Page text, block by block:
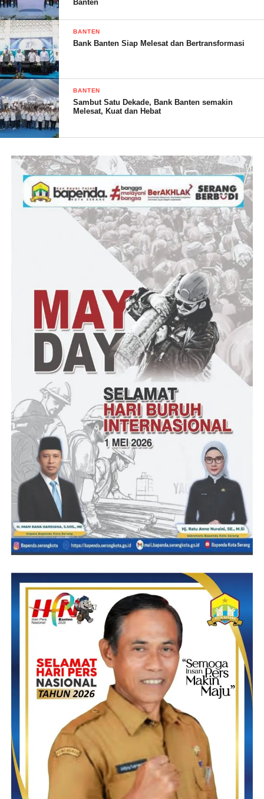
program kerja proritas dan strategis yang nantinya akan
dijalankan sebagai program kerja organisasi PJID khususnya
DPC kabupaten Serang.
Senada dengan itu, penasehat DPC PJID Kabupaten Serang
Agung PS menyampaikan harapannya, untuk bersama-sama
bahu membahu membangun kerjasama dan solideritas, loyalitas
terhadap organisasi dan sesama anggota.
“Walau didalamnya ada banyak warna dan perbedaan namun
harus bisa menciptakan satu kesatuan, solideritas, loyalitas di
dalam satu wadah PJID, kerjasama dan sama-sama bekerja”
ujarnya.
Lebih lanjut Agung ,kepengurusan DPC PJID Kabupaten
Serang yang sudah mengantongi SK kepengurusan dari
pimpinan pusat.
Sebagai salah satu fungsi sosial kontrol, DPC PJID Kabupaten
Serang saat ini tengah konsen dan fokus menyusun langkah-
langkah untuk sosialisasi kepada masyarakat pada umumnya,
dan instansi pemerintah maupun swasta pada khususnya dan
akan siap bersinergi dalam rangka untuk pembangunan SDM,
bangsa dan negara,tutupnya.
Suprani
Post Views: 14
Banten
BANTEN
Bank Banten Siap Melesat dan Bertransformasi
BANTEN
Sambut Satu Dekade, Bank Banten semakin
Melesat, Kuat dan Hebat